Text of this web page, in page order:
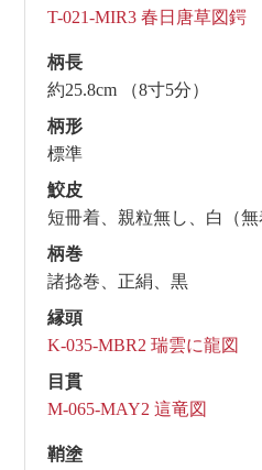
T-021-MIR3 春日唐草図鍔
柄長
約25.8cm （8寸5分）
柄形
標準
鮫皮
短冊着、親粒無し、白（無
柄巻
諸捻巻、正絹、黒
縁頭
K-035-MBR2 瑞雲に龍図
目貫
M-065-MAY2 這竜図
鞘塗